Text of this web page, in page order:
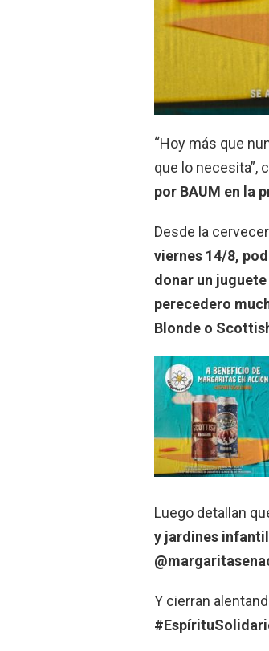
“Hoy más que
que lo necesita”,
por BAUM en la
Desde la
viernes 14/8,
donar un
perecedero
Blonde o
Luego detallan
y jardines
Y cierran